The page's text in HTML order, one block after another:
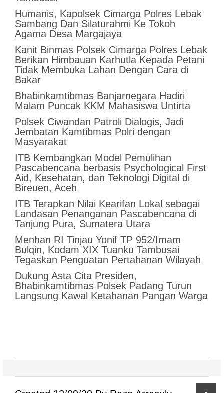
Humanis, Kapolsek Cimarga Polres Lebak
Sambang Dan Silaturahmi Ke Tokoh
Agama Desa Margajaya
Kanit Binmas Polsek Cimarga Polres Lebak
Berikan Himbauan Karhutla Kepada Petani
Tidak Membuka Lahan Dengan Cara di
Bakar
Bhabinkamtibmas Banjarnegara Hadiri
Malam Puncak KKM Mahasiswa Untirta
Polsek Ciwandan Patroli Dialogis, Jadi
Jembatan Kamtibmas Polri dengan
Masyarakat
ITB Kembangkan Model Pemulihan
Pascabencana berbasis Psychological First
Aid, Kesehatan, dan Teknologi Digital di
Bireuen, Aceh
ITB Terapkan Nilai Kearifan Lokal sebagai
Landasan Penanganan Pascabencana di
Tanjung Pura, Sumatera Utara
Menhan RI Tinjau Yonif TP 952/Imam
Bulqin, Kodam XIX Tuanku Tambusai
Tegaskan Penguatan Pertahanan Wilayah
Dukung Asta Cita Presiden,
Bhabinkamtibmas Polsek Padang Turun
Langsung Kawal Ketahanan Pangan Warga